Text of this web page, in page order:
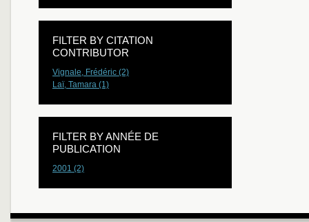
FILTER BY CITATION
CONTRIBUTOR
Vignale, Frédéric (2)
Laï, Tamara (1)
FILTER BY ANNÉE DE
PUBLICATION
2001 (2)